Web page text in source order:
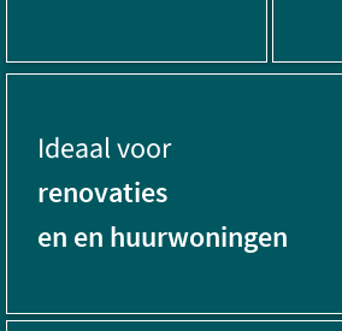
Ideaal voor
renovaties
en en huurwoningen